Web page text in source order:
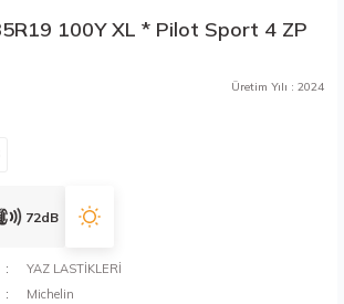
100Y XL * Pilot Sport 4 ZP
Üretim Yılı : 2024
72dB
YAZ LASTİKLERİ
Michelin